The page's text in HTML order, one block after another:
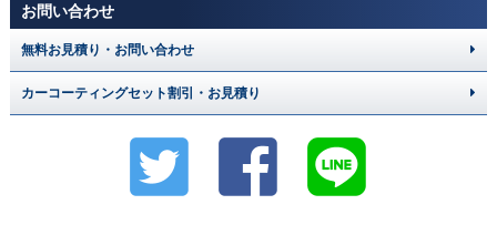
お問い合わせ
無料お見積り・お問い合わせ
カーコーティングセット割引・お見積り